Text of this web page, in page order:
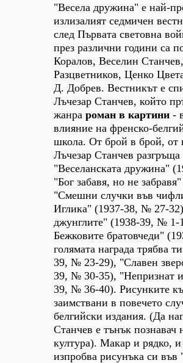
"Весела дружина" е най-
излизалият седмичен
след Първата световна
през различни години са
Коралов, Веселин
Разцветников, Ценко
Д. Добрев. Вестникът е
Лъчезар Станчев, който
жанра роман в картини -
влияние на френско-
школа. От брой в брой, от
Лъчезар Станчев
"Веселанската дружина"
"Бог забавя, но не
"Смешни случки във
Иглика" (1937-38, № 27-
джунглите" (1938-39, №
Бежковите братовчеди"
голямата награда трябва
39, № 23-29), "Славен
39, № 30-35), "Непризнат
39, № 36-40). Рисунките
заимствани в повечето
белгийски издания. (Да
Станчев е тънък познавач
култура). Макар и рядко,
изпробва рисунъка си